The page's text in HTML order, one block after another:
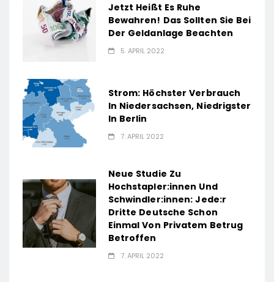
Jetzt Heißt Es Ruhe
Bewahren! Das Sollten Sie Bei
Der Geldanlage Beachten
5. APRIL 2022
Strom: Höchster Verbrauch
In Niedersachsen, Niedrigster
In Berlin
7. APRIL 2022
Neue Studie Zu
Hochstapler:innen Und
Schwindler:innen: Jede:r
Dritte Deutsche Schon
Einmal Von Privatem Betrug
Betroffen
7. APRIL 2022